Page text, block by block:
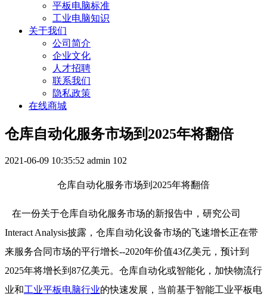
平板电脑标准
工业电脑知识
关于我们
公司简介
企业文化
人才招聘
联系我们
隐私政策
在线商城
仓库自动化服务市场到2025年将翻倍
2021-06-09 10:35:52 admin 102
仓库自动化服务市场到2025年将翻倍
在一份关于仓库自动化服务市场的新报告中，研究公司
Interact Analysis披露，仓库自动化设备市场的飞速增长正在带
来服务合同市场的平行增长--2020年价值43亿美元，预计到
2025年将增长到87亿美元。仓库自动化或智能化，加快物流行
业和工业平板电脑行业的快速发展，当前基于智能工业平板电